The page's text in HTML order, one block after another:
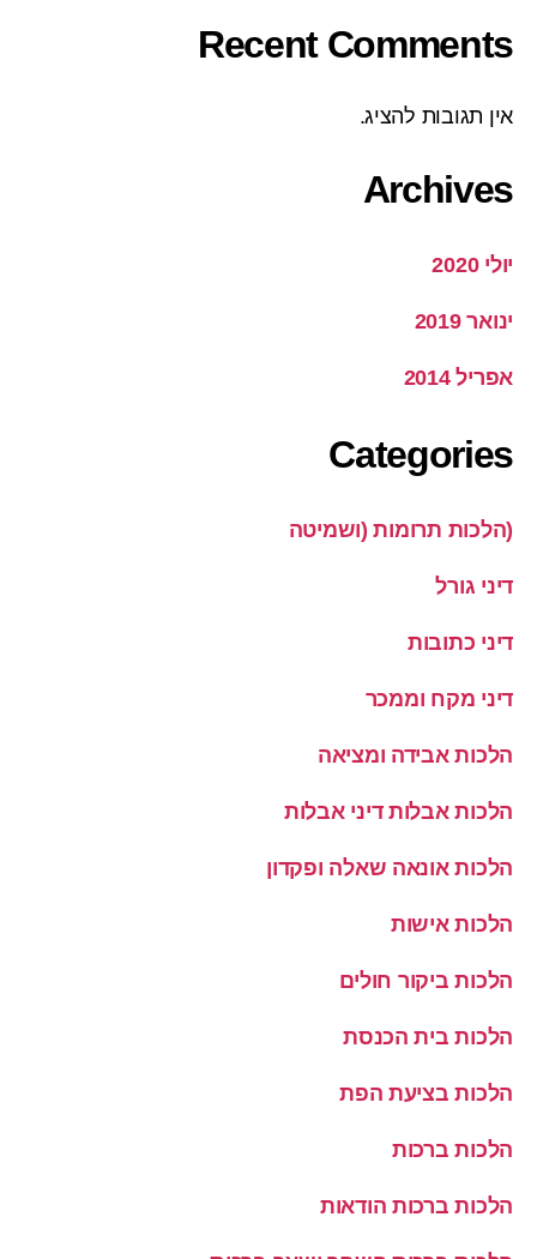
Recent Comments
אין תגובות להציג.
Archives
יולי 2020
ינואר 2019
אפריל 2014
Categories
(הלכות תרומות (ושמיטה
דיני גורל
דיני כתובות
דיני מקח וממכר
הלכות אבידה ומציאה
הלכות אבלות דיני אבלות
הלכות אונאה שאלה ופקדון
הלכות אישות
הלכות ביקור חולים
הלכות בית הכנסת
הלכות בציעת הפת
הלכות ברכות
הלכות ברכות הודאות